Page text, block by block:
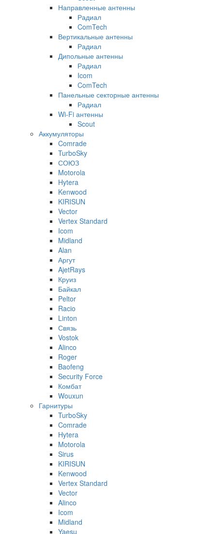
Направленные антенны
Радиал
ComTech
Вертикальные антенны
Радиал
Дипольные антенны
Радиал
Icom
ComTech
Панельные секторные антенны
Радиал
Wi-Fi антенны
Scout
Аккумуляторы
Comrade
TurboSky
СОЮЗ
Motorola
Hytera
Kenwood
KIRISUN
Vector
Vertex Standard
Icom
Midland
Alan
Аргут
AjetRays
Круиз
Байкал
Peltor
Racio
Linton
Связь
Vostok
Alinco
Roger
Baofeng
Security Force
Комбат
Wouxun
Гарнитуры
TurboSky
Comrade
Hytera
Motorola
Sirus
KIRISUN
Kenwood
Vertex Standard
Vector
Alinco
Icom
Midland
Yaesu